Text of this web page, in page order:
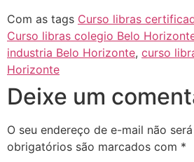
Com as tags Curso libras
Curso libras colegio Belo
industria Belo Horizonte, curso
Horizonte
Deixe um
O seu endereço de e-mail não
obrigatórios são marcados com *